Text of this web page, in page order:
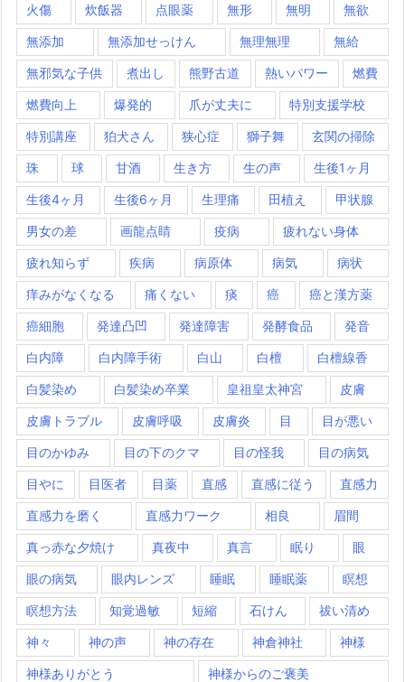
火傷 炊飯器 点眼薬 無形 無明 無欲
無添加 無添加せっけん 無理無理 無給
無邪気な子供 煮出し 熊野古道 熱いパワー 燃費
燃費向上 爆発的 爪が丈夫に 特別支援学校
特別講座 狛犬さん 狭心症 獅子舞 玄関の掃除
珠 球 甘酒 生き方 生の声 生後1ヶ月
生後4ヶ月 生後6ヶ月 生理痛 田植え 甲状腺
男女の差 画龍点睛 疫病 疲れない身体
疲れ知らず 疾病 病原体 病気 病状
痒みがなくなる 痛くない 痰 癌 癌と漢方薬
癌細胞 発達凸凹 発達障害 発酵食品 発音
白内障 白内障手術 白山 白檀 白檀線香
白髪染め 白髪染め卒業 皇祖皇太神宮 皮膚
皮膚トラブル 皮膚呼吸 皮膚炎 目 目が悪い
目のかゆみ 目の下のクマ 目の怪我 目の病気
目やに 目医者 目薬 直感 直感に従う 直感力
直感力を磨く 直感力ワーク 相良 眉間
真っ赤な夕焼け 真夜中 真言 眠り 眼
眼の病気 眼内レンズ 睡眠 睡眠薬 瞑想
瞑想方法 知覚過敏 短縮 石けん 祓い清め
神々 神の声 神の存在 神倉神社 神様
神様ありがとう 神様からのご褒美